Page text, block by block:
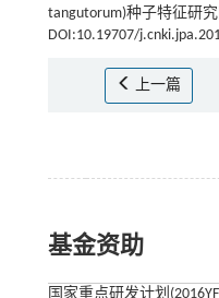
tangutorum)种子特征研究
DOI:10.19707/
上一篇
基金资助
国家重点研发计划